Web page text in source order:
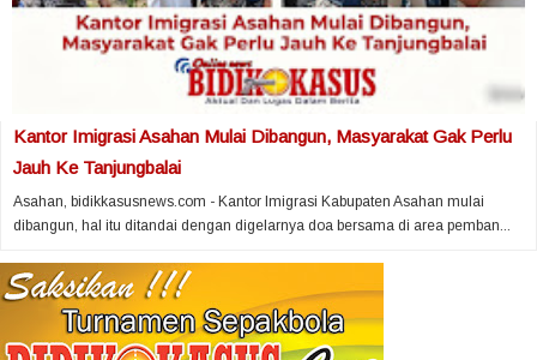
Kantor Imigrasi Asahan Mulai Dibangun, Masyarakat Gak Perlu
Jauh Ke Tanjungbalai
Asahan, bidikkasusnews.com - Kantor Imigrasi Kabupaten Asahan mulai
dibangun, hal itu ditandai dengan digelarnya doa bersama di area pemban...